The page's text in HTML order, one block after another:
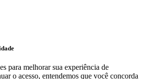
para melhorar sua experiência de
o acesso, entendemos que você concorda